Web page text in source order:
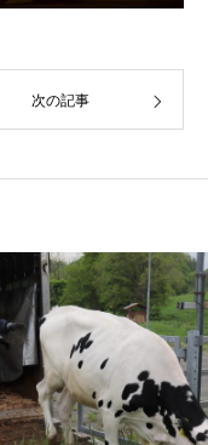
次の記事